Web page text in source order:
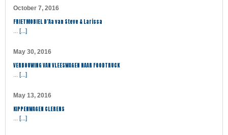
October 7, 2016
FRIETMOBIEL D’Aa van Steve & Larissa
... [...]
May 30, 2016
VERBOUWING VAN VLEESWAGEN NAAR FOODTRUCK
... [...]
May 13, 2016
KIPPENWAGEN CLERENS
... [...]